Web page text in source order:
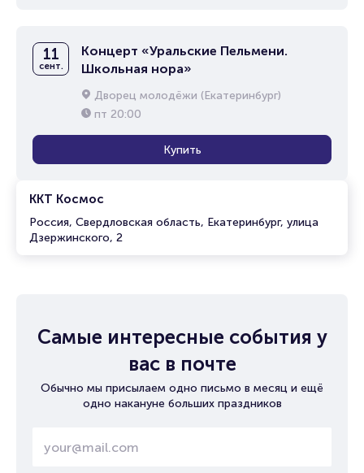
ККТ Космос
Россия, Свердловская область, Екатеринбург, улица
Дзержинского, 2
11
сент.
Концерт «Уральские Пельмени.
Школьная нора»
Дворец молодёжи (Екатеринбург)
пт 20:00
Купить
Самые интересные события у
вас в почте
Обычно мы присылаем одно письмо в месяц и ещё
одно накануне больших праздников